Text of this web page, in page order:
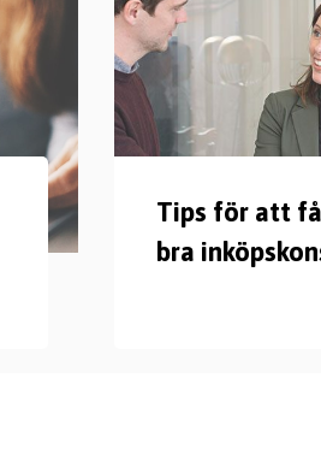
Tips för att
bra